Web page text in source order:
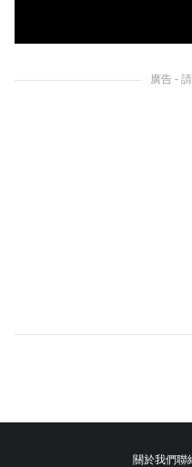
廣告 -
關於我們聯